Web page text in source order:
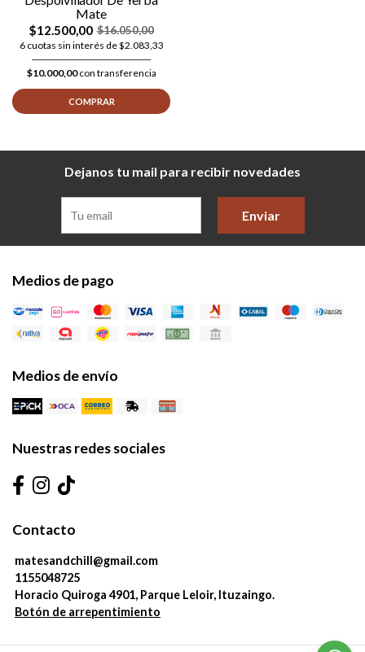
Mate
$12.500,00 $16.050,00
6 cuotas sin interés de $2.083,33
$10.000,00con transferencia
COMPRAR
Dejanos tu mail para recibir novedades
Enviar
Medios de pago
Medios de envío
Nuestras redes sociales
Contacto
matesandchill@gmail.com
1155048725
Horacio Quiroga 4901, Parque Leloir, Ituzaingo.
Botón de arrepentimiento